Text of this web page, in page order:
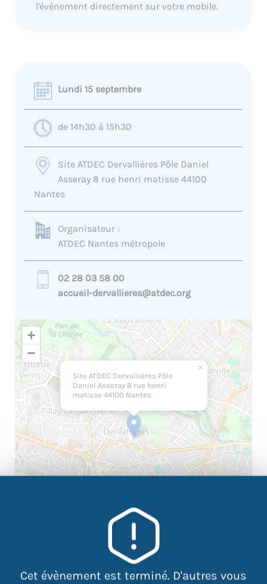
Cet évènement est terminé. D'autres vous
l'évènement directement sur votre mobile.
Lundi 15 septembre
de 14h30 à 15h30
Site ATDEC Dervallières Pôle Daniel
Asseray 8 rue henri matisse 44100
Nantes
Organisateur :
ATDEC Nantes métropole
02 28 03 58 00
accueil-dervallieres@atdec.org
Site ATDEC Dervallières Pôle
Daniel Asseray 8 rue henri
matisse 44100 Nantes
×
+
−
Leaflet |©